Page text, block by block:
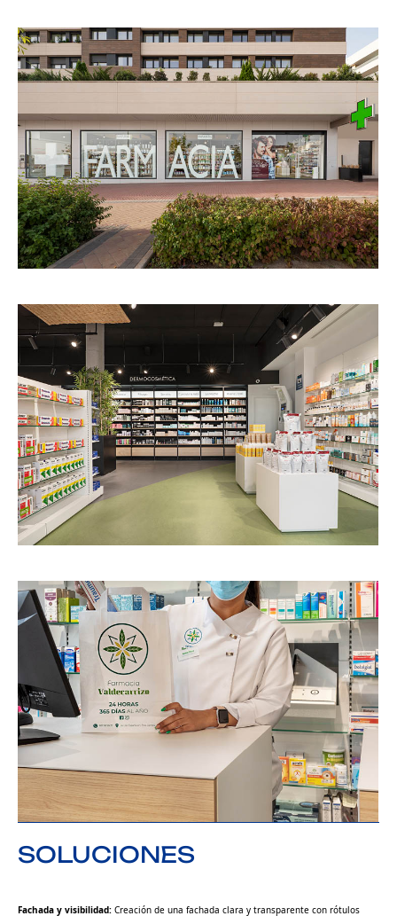
SOLUCIONES
Fachada y visibilidad: Creación de una fachada clara y transparente con rótulos